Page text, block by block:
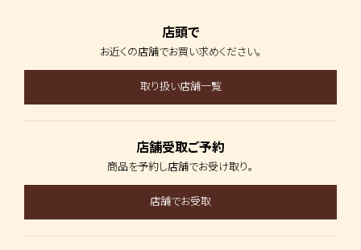
店頭で
お近くの店舗でお買い求めください。
取り扱い店舗一覧
店舗受取ご予約
商品を予約し店舗でお受け取り。
店舗でお受取